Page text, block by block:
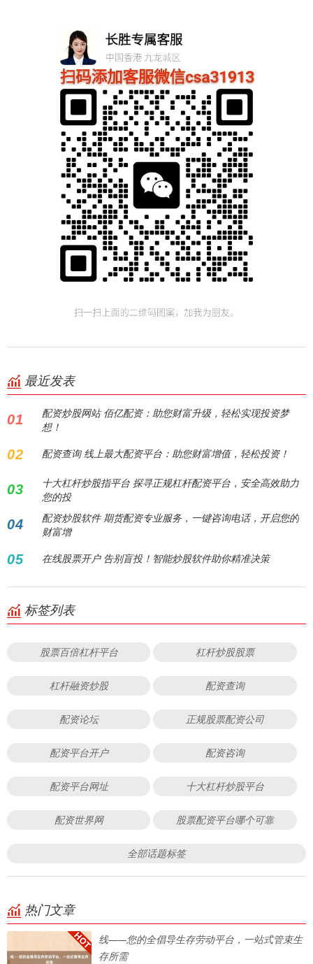
最近发表
01
配资炒股网站 佰亿配资：助您财富升级，轻松实现投资梦
想！
02 配资查询 线上最大配资平台：助您财富增值，轻松投资！
03
十大杠杆炒股指平台 探寻正规杠杆配资平台，安全高效助力
您的投
04
配资炒股软件 期货配资专业服务，一键咨询电话，开启您的
财富增
05 在线股票开户 告别盲投！智能炒股软件助你精准决策
标签列表
股票百倍杠杆平台 杠杆炒股股票
杠杆融资炒股 配资查询
配资论坛 正规股票配资公司
配资平台开户 配资咨询
配资平台网址 十大杠杆炒股平台
配资世界网 股票配资平台哪个可靠
全部话题标签
热门文章
线——您的全倡导生存劳动平台，一站式管束生
存所需